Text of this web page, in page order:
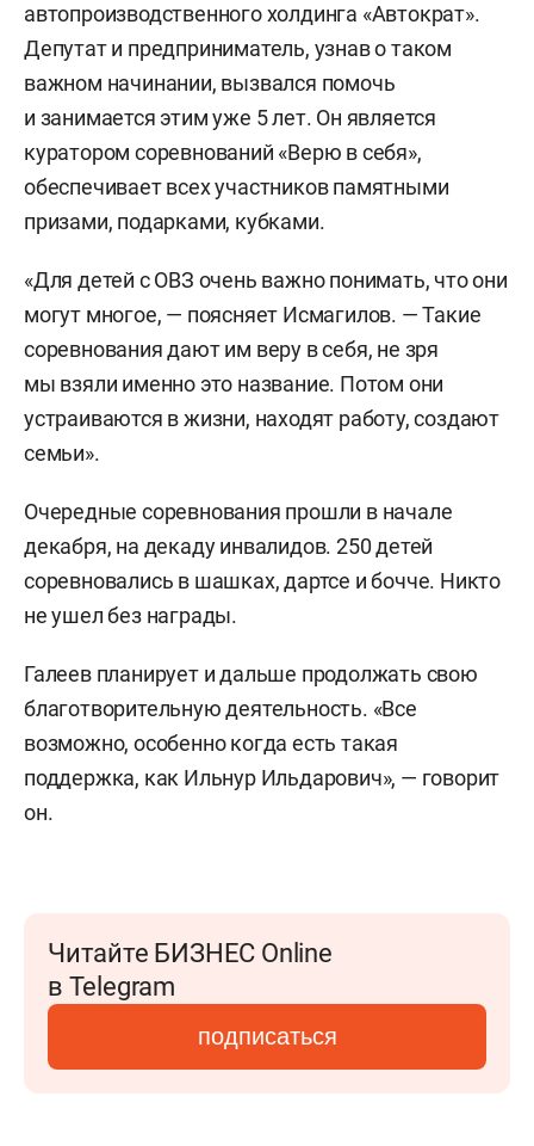
автопроизводственного холдинга «Автократ».
Депутат и предприниматель, узнав о таком
важном начинании, вызвался помочь
и занимается этим уже 5 лет. Он является
куратором соревнований «Верю в себя»,
обеспечивает всех участников памятными
призами, подарками, кубками.
«Для детей с ОВЗ очень важно понимать, что они
могут многое, — поясняет Исмагилов. — Такие
соревнования дают им веру в себя, не зря
мы взяли именно это название. Потом они
устраиваются в жизни, находят работу, создают
семьи».
Очередные соревнования прошли в начале
декабря, на декаду инвалидов. 250 детей
соревновались в шашках, дартсе и бочче. Никто
не ушел без награды.
Галеев планирует и дальше продолжать свою
благотворительную деятельность. «Все
возможно, особенно когда есть такая
поддержка, как Ильнур Ильдарович», — говорит
он.
Читайте БИЗНЕС Online
в Telegram
подписаться